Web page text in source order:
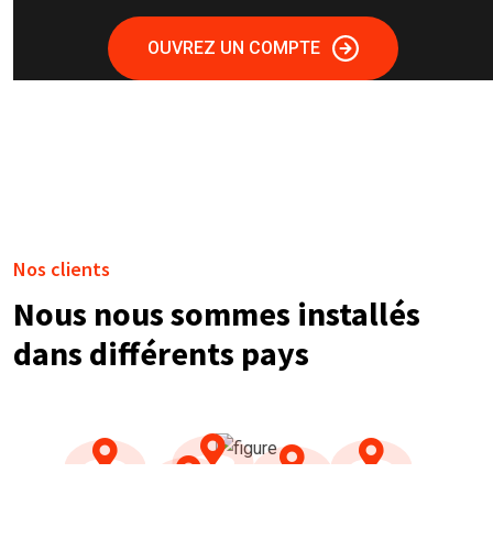
OUVREZ UN COMPTE
Nos clients
Nous nous sommes installés
dans différents pays